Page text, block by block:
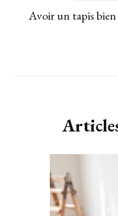
Avoir un tapis bien